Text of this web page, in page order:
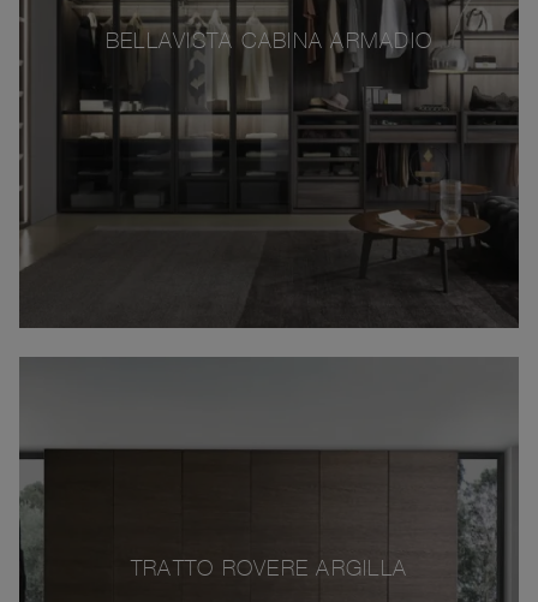
BELLAVISTA CABINA ARMADIO
TRATTO ROVERE ARGILLA